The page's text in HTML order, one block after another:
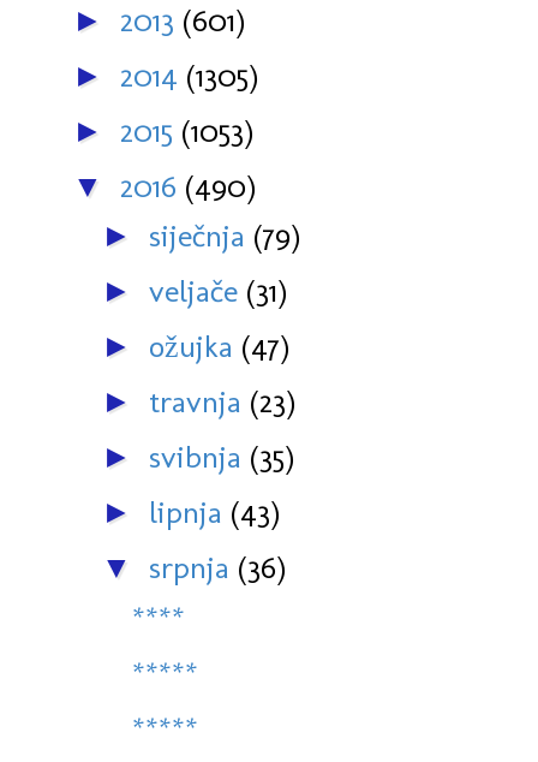
► 2013 (601)
► 2014 (1305)
► 2015 (1053)
▼ 2016 (490)
► siječnja (79)
► veljače (31)
► ožujka (47)
► travnja (23)
► svibnja (35)
► lipnja (43)
▼ srpnja (36)
****
*****
*****